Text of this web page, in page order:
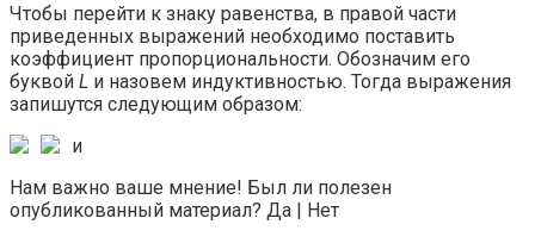
Чтобы перейти к знаку равенства, в правой части
приведенных выражений необходимо поставить
коэффициент пропорциональности. Обозначим его
буквой L и назовем индуктивностью. Тогда выражения
запишутся следующим образом:
и
Нам важно ваше мнение! Был ли полезен
опубликованный материал? Да | Нет